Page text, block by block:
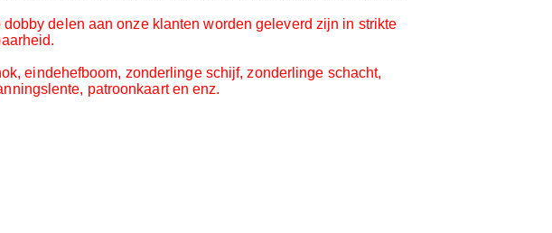
delen aan onze klanten worden geleverd zijn in strikte
eindehefboom, zonderlinge schijf, zonderlinge schacht,
patroonkaart en enz.